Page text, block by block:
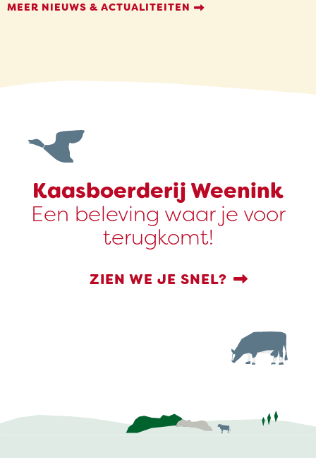
MEER NIEUWS & ACTUALITEITEN
Kaasboerderij Weenink
Een beleving waar je voor
terugkomt!
ZIEN WE JE SNEL?